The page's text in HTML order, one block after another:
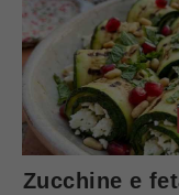
Zucchine e